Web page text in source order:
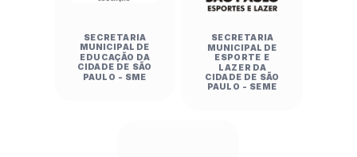
SECRETARIA
MUNICIPAL DE
EDUCAÇÃO DA
CIDADE DE SÃO
PAULO - SME
SECRETARIA
MUNICIPAL DE
ESPORTE E
LAZER DA
CIDADE DE SÃO
PAULO - SEME